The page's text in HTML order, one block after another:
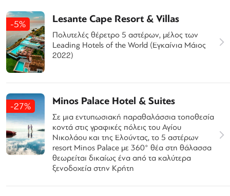
-5% Lesante Cape Resort & Villas
Πολυτελές θέρετρο 5 αστέρων, μέλος των
Leading Hotels of the World (Εγκαίνια Μάιος
2022)
-27% Minos Palace Hotel & Suites
Σε μια εντυπωσιακή παραθαλάσσια τοποθεσία
κοντά στις γραφικές πόλεις του Αγίου
Νικολάου και της Ελούντας, το 5 αστέρων
resort Minos Palace με 360° θέα στη θάλασσα
θεωρείται δικαίως ένα από τα καλύτερα
ξενοδοχεία στην Κρήτη